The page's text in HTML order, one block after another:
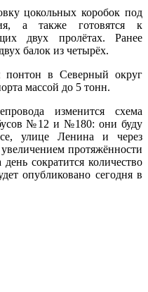
цокольных коробок под
а также готовятся к
двух пролётах. Ранее
балок из четырёх.
понтон в Северный округ
массой до 5 тонн.
изменится схема
№12 и №180: они буду
улице Ленина и через
протяжённости
сократится количество
опубликовано сегодня в